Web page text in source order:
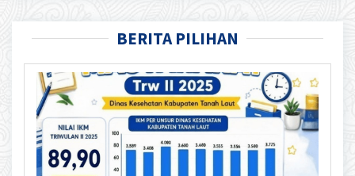
BERITA PILIHAN